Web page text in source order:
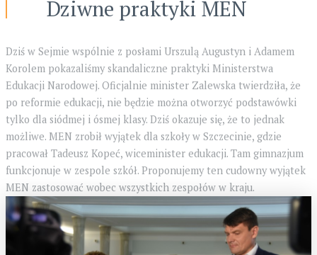
Dziwne praktyki MEN
Dziś w Sejmie wspólnie z posłami Urszulą Augustyn i Adamem
Korolem pokazaliśmy skandaliczne praktyki Ministerstwa
Edukacji Narodowej. Oficjalnie minister Zalewska twierdziła, że
po reformie edukacji, nie będzie można otworzyć podstawówki
tylko dla siódmej i ósmej klasy. Dziś okazuje się, że to jednak
możliwe. MEN zrobił wyjątek dla szkoły w Szczecinie, gdzie
pracował Tadeusz Kopeć, wiceminister edukacji. Tam gimnazjum
funkcjonuje w zespole szkół. Proponujemy ten cudowny wyjątek
MEN zastosować wobec wszystkich zespołów w kraju.